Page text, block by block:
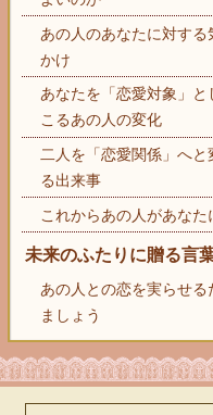
あの人のあなたに対す
かけ
あなたを「恋愛対象」
こるあの人の変化
二人を「恋愛関係」へ
る出来事
これからあの人があな
未来のふたりに贈る言
あの人との恋を実らせる
ましょう